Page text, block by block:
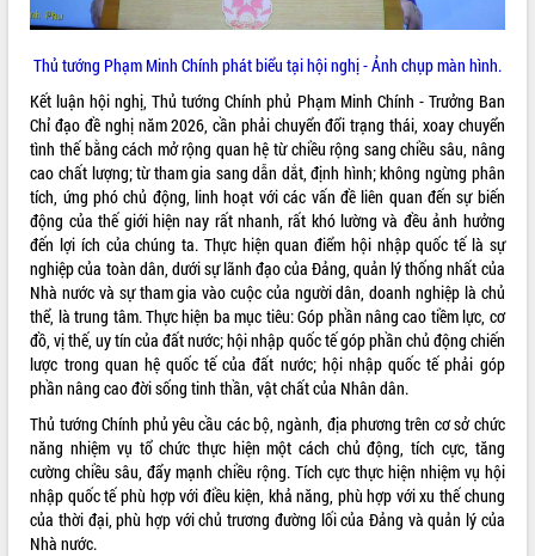
Thủ tướng Phạm Minh Chính phát biểu tại hội nghị - Ảnh chụp màn hình.
Kết luận hội nghị, Thủ tướng Chính phủ Phạm Minh Chính - Trưởng Ban
Chỉ đạo đề nghị năm 2026, cần phải chuyển đổi trạng thái, xoay chuyển
tình thế bằng cách mở rộng quan hệ từ chiều rộng sang chiều sâu, nâng
cao chất lượng; từ tham gia sang dẫn dắt, định hình; không ngừng phân
tích, ứng phó chủ động, linh hoạt với các vấn đề liên quan đến sự biến
động của thế giới hiện nay rất nhanh, rất khó lường và đều ảnh hưởng
đến lợi ích của chúng ta. Thực hiện quan điểm hội nhập quốc tế là sự
nghiệp của toàn dân, dưới sự lãnh đạo của Đảng, quản lý thống nhất của
Nhà nước và sự tham gia vào cuộc của người dân, doanh nghiệp là chủ
thể, là trung tâm. Thực hiện ba mục tiêu: Góp phần nâng cao tiềm lực, cơ
đồ, vị thế, uy tín của đất nước; hội nhập quốc tế góp phần chủ động chiến
lược trong quan hệ quốc tế của đất nước; hội nhập quốc tế phải góp
phần nâng cao đời sống tinh thần, vật chất của Nhân dân.
Thủ tướng Chính phủ yêu cầu các bộ, ngành, địa phương trên cơ sở chức
năng nhiệm vụ tổ chức thực hiện một cách chủ động, tích cực, tăng
cường chiều sâu, đẩy mạnh chiều rộng. Tích cực thực hiện nhiệm vụ hội
nhập quốc tế phù hợp với điều kiện, khả năng, phù hợp với xu thế chung
của thời đại, phù hợp với chủ trương đường lối của Đảng và quản lý của
Nhà nước.